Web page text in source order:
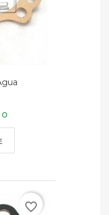
favorite_border